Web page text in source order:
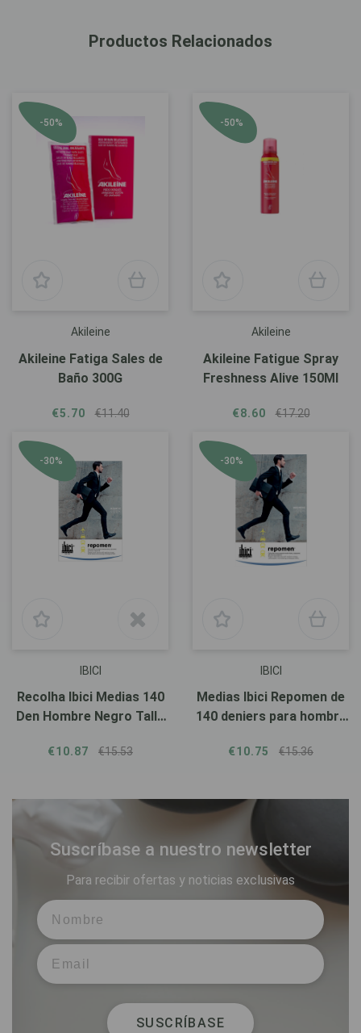
Productos Relacionados
-50%
Akileine
Akileine Fatiga Sales de
Baño 300G
€5.70 €11.40
-50%
Akileine
Akileine Fatigue Spray
Freshness Alive 150Ml
€8.60 €17.20
-30%
IBICI
Recolha Ibici Medias 140
Den Hombre Negro Talla
€10.87 €15.53
-30%
IBICI
Medias Ibici Repomen de
140 deniers para hombre
€10.75 €15.36
Suscríbase a nuestro newsletter
Para recibir ofertas y noticias exclusivas
SUSCRÍBASE